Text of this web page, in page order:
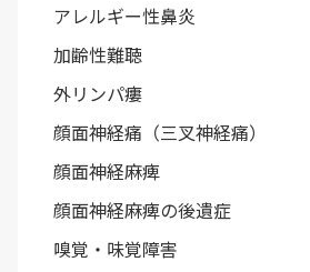
アレルギー性鼻炎
加齢性難聴
外リンパ瘻
顔面神経痛（三叉神経痛）
顔面神経麻痺
顔面神経麻痺の後遺症
嗅覚・味覚障害